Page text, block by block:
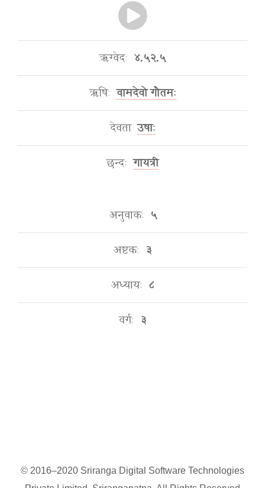
ऋग्वेदः ४.५२.५
ऋषिः वामदेवो गौतमः
देवता उषाः
छन्दः गायत्री
अनुवाकः ५
अष्टकः ३
अध्यायः ८
वर्गः ३
© 2016–2020 Sriranga Digital Software Technologies